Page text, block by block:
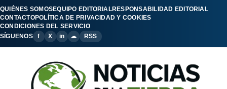
QUIÉNES SOMOSEQUIPO EDITORIALRESPONSABILIDAD EDITORIAL
CONTACTOPOLÍTICA DE PRIVACIDAD Y COOKIES
CONDICIONES DEL SERVICIO
SÍGUENOS
f X in ☁ RSS